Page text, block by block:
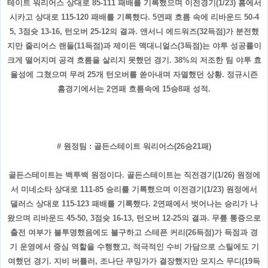
테이트 워리어스 상대로 85-111 패배를 기록했으며 이전경기(1/23) 홈에서
시카고 상대로 115-120 패배를 기록했다. 5연패 흐름 속에 리바운드 50-4
5, 3점슛 13-16, 턴오버 25-12의 결과. 앤서니 에드워즈(32득점)가 분전했
지만 줄리어스 랜들(11득점)과 제이든 맥대니얼스(3득점)는 야투 성공률이
크게 떨어지며 공격 흐름을 살리지 못했던 경기. 38%의 저조한 팀 야투 효
율성에 그쳤으며 무려 25개 턴오버를 쏟아내며 자멸했던 상황. 정규시즌
홈경기에서는 2연패 흐름속에 15승8패 성적.
# 원정팀 : 골든스테이트 워리어스(26승21패)
골든스테이트는 백투백 원정이다. 골든스테이트는 직전경기(1/26) 원정에
서 미네소타 상대로 111-85 승리를 기록했으며 이전경기(1/23) 원정에서
댈러스 상대로 115-123 패배를 기록했다. 2연패에서 벗어나는 승리가 나
왔으며 리바운드 45-50, 3점슛 16-13, 턴오버 12-25의 결과. 무릎 통증으로
출전 여부가 불투명했음에도 불구하고 스테픈 커리(26득점)가 득점과 경
기 운영에서 중심 역할을 수행했고, 적극적인 수비 가담으로 스틸에도 기
여했던 경기. 지비 버틀러, 조나단 쿠밍가가 결장했지만 모지스 무디(19득